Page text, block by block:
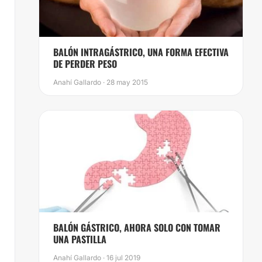
BALÓN INTRAGÁSTRICO, UNA FORMA EFECTIVA
DE PERDER PESO
Anahí Gallardo · 28 may 2015
BALÓN GÁSTRICO, AHORA SOLO CON TOMAR
UNA PASTILLA
Anahí Gallardo · 16 jul 2019